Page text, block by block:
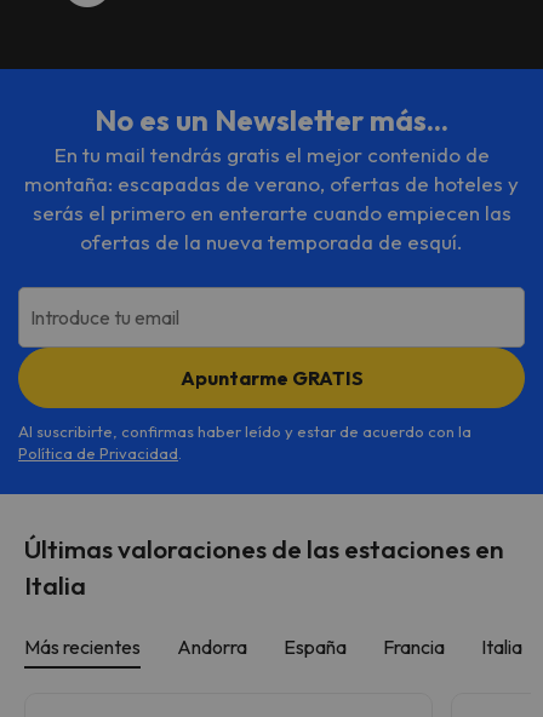
No es un Newsletter más...
En tu mail tendrás gratis el mejor contenido de
montaña: escapadas de verano, ofertas de hoteles y
serás el primero en enterarte cuando empiecen las
ofertas de la nueva temporada de esquí.
Introduce tu email
Apuntarme GRATIS
Al suscribirte, confirmas haber leído y estar de acuerdo con la
Política de Privacidad.
Últimas valoraciones de las estaciones en
Italia
Más recientes Andorra España Francia Italia